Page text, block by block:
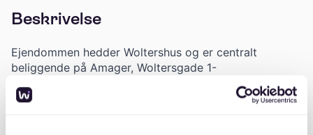
Beskrivelse
Ejendommen hedder Woltershus og er centralt
beliggende på Amager, Woltersgade 1-
3/Holmbladsgade 50-52 og Lybækgade 2-4, 2300
København S